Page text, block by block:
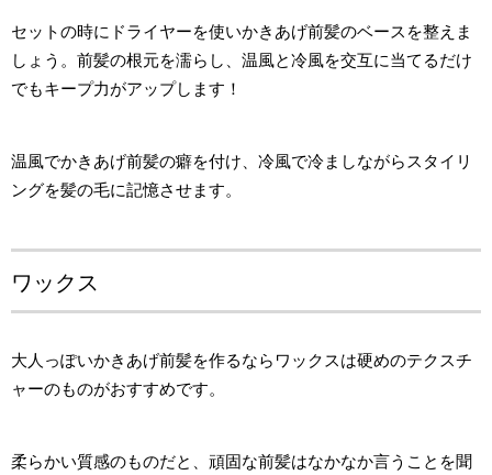
セットの時にドライヤーを使いかきあげ前髪のベースを整えま
しょう。前髪の根元を濡らし、温風と冷風を交互に当てるだけ
でもキープ力がアップします！
温風でかきあげ前髪の癖を付け、冷風で冷ましながらスタイリ
ングを髪の毛に記憶させます。
ワックス
大人っぽいかきあげ前髪を作るならワックスは硬めのテクスチ
ャーのものがおすすめです。
柔らかい質感のものだと、頑固な前髪はなかなか言うことを聞